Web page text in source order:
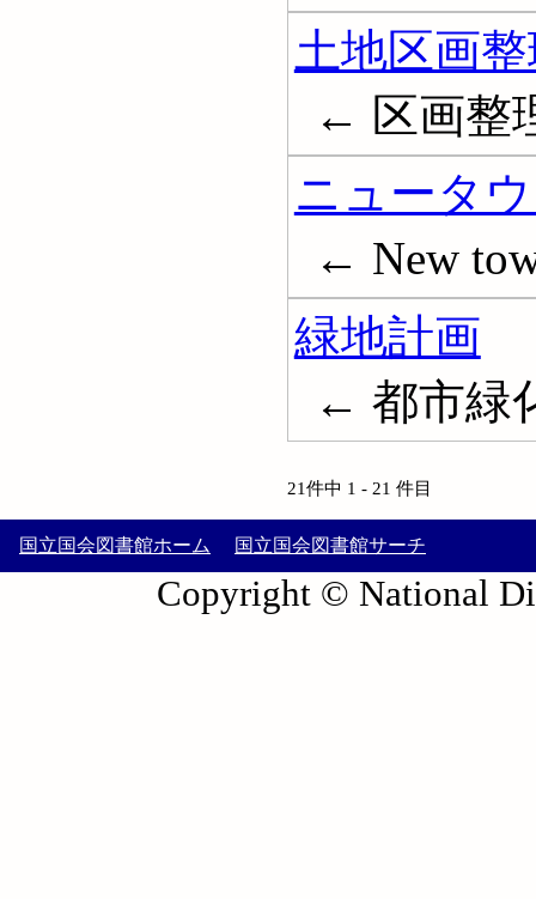
土地区画
← 区画整
ニュータ
← New
緑地計画
← 都市緑
21件中 1 - 21 件目
国立国会図書館ホーム 国立国会図書館サーチ
Copyright © National